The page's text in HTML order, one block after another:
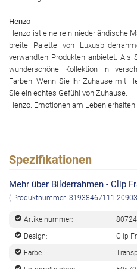
Henzo
Henzo ist eine rein niederländische
breite Palette von
verwandten Produkten anbietet. Als
wunderschöne Kollektion in
Farben. Wenn Sie Ihr Zuhause mit
Sie ein echtes Gefühl von Zuhause.
Henzo. Emotionen am Leben erhalten!
Spezifikationen
Mehr über Bilderrahmen - Clip
( Produktnummer:
Artikelnummer:
Design:
Clip
Farbe: